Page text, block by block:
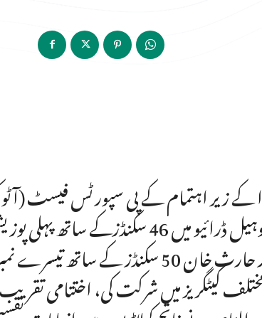
کے زیر اہتمام کے پی سپورٹس فیسٹ
مقابلے اختتام پذیر ہوگئے۔ حسن نے فرنٹ وہیل ڈرائیو
حسنات احمد 49 سکنڈز کے ساتھ دوسرے اور حارث خان 50
کیٹگریز میں شرکت کی، اختتامی